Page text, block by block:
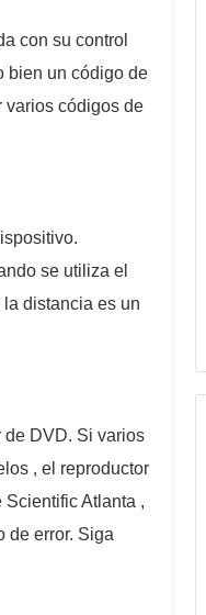
con su control
bien un código de
varios códigos de
se utiliza el
distancia es un
de DVD. Si varios
, el reproductor
Atlanta ,
de error. Siga